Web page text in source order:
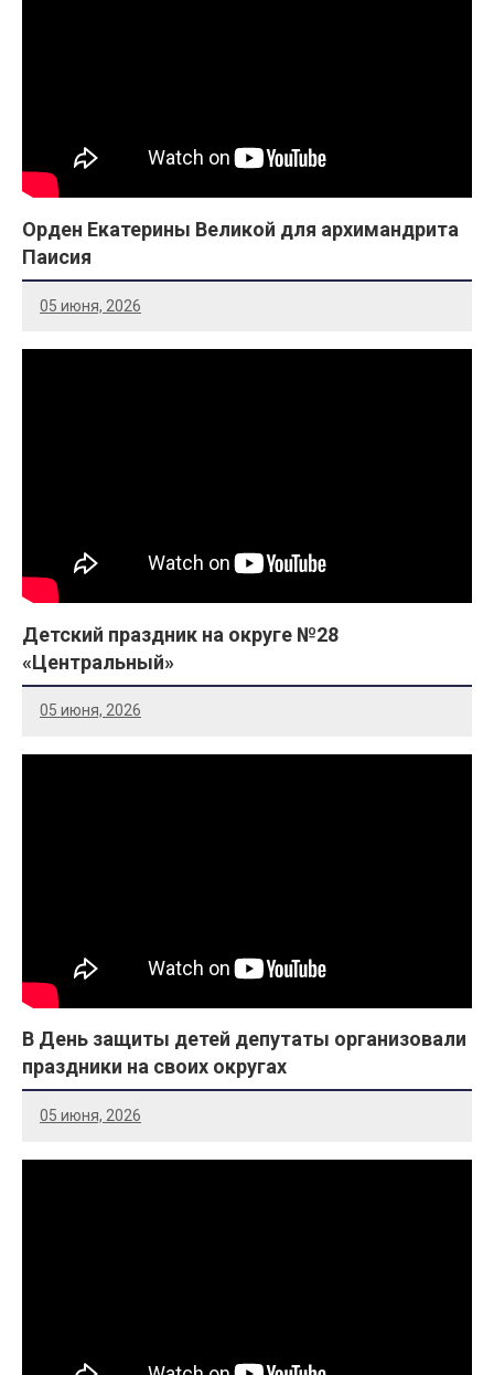
Орден Екатерины Великой для архимандрита
Паисия
05 июня, 2026
Детский праздник на округе №28
«Центральный»
05 июня, 2026
В День защиты детей депутаты организовали
праздники на своих округах
05 июня, 2026